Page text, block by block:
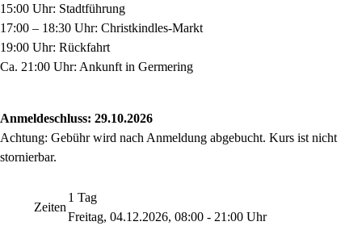
15:00 Uhr: Stadtführung
17:00 – 18:30 Uhr: Christkindles-Markt
19:00 Uhr: Rückfahrt
Ca. 21:00 Uhr: Ankunft in Germering
Anmeldeschluss: 29.10.2026
Achtung: Gebühr wird nach Anmeldung abgebucht. Kurs ist nicht
stornierbar.
Zeiten
1 Tag
Freitag, 04.12.2026, 08:00 - 21:00 Uhr